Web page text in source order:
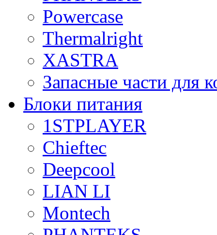
Powercase
Thermalright
XASTRA
Запасные части для
Блоки питания
1STPLAYER
Chieftec
Deepcool
LIAN LI
Montech